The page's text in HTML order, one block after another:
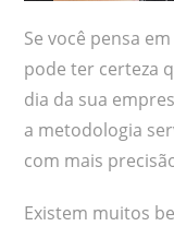
Se você pensa
pode ter certeza
dia da sua
a metodologia
com mais
Existem muitos